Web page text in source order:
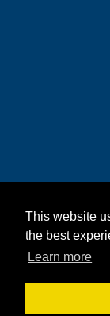
This website
the best
Learn more